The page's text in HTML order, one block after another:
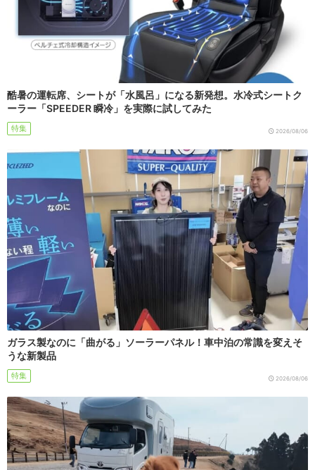
酷暑の運転席、シートが「水風呂」になる新発想。水冷式シートク
ーラー「SPEEDER 瞬冷」を実際に試してみた
特集 2026/08/06
ガラス製なのに「曲がる」ソーラーパネル！車中泊の常識を変えそ
うな新製品
特集 2026/08/06